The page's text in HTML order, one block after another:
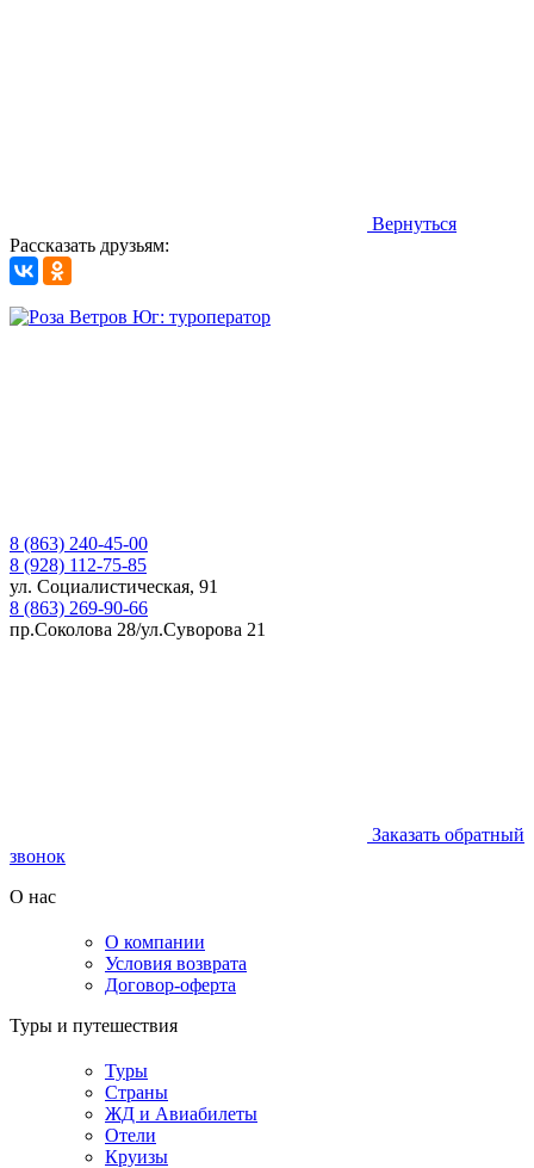
Вернуться
Рассказать друзьям:
8 (863) 240-45-00
8 (928) 112-75-85
ул. Социалистическая, 91
8 (863) 269-90-66
пр.Соколова 28/ул.Суворова 21
Заказать обратный
звонок
О нас
О компании
Условия возврата
Договор-оферта
Туры и путешествия
Туры
Страны
ЖД и Авиабилеты
Отели
Круизы